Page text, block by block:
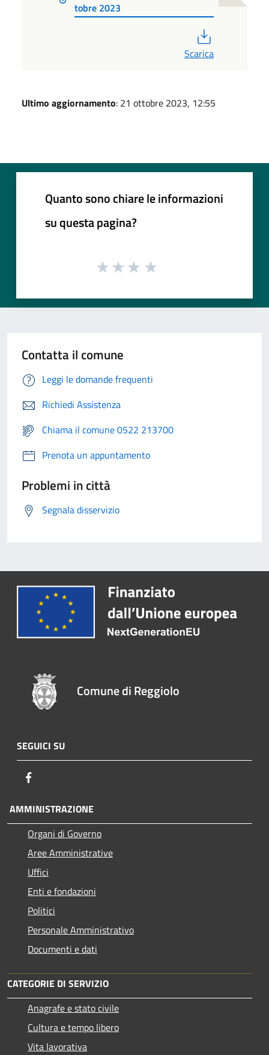
tobre 2023
Scarica
Ultimo aggiornamento: 21 ottobre 2023, 12:55
Quanto sono chiare le informazioni
su questa pagina?
Contatta il comune
Leggi le domande frequenti
Richiedi Assistenza
Chiama il comune 0522 213700
Prenota un appuntamento
Problemi in città
Segnala disservizio
Comune di Reggiolo
SEGUICI SU
AMMINISTRAZIONE
Organi di Governo
Aree Amministrative
Uffici
Enti e fondazioni
Politici
Personale Amministrativo
Documenti e dati
CATEGORIE DI SERVIZIO
Anagrafe e stato civile
Cultura e tempo libero
Vita lavorativa